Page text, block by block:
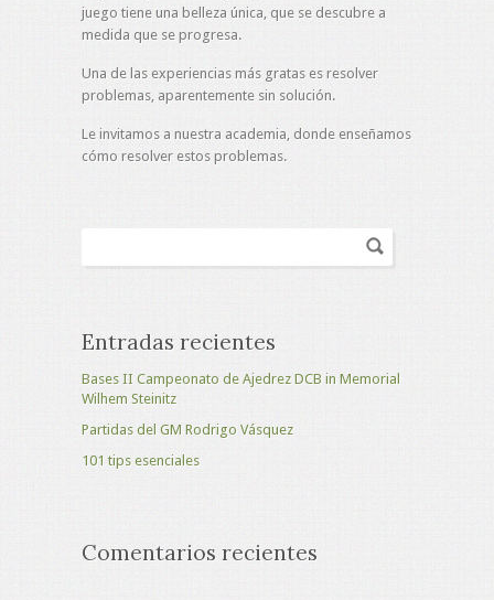
juego tiene una belleza única, que se descubre a
medida que se progresa.
Una de las experiencias más gratas es resolver
problemas, aparentemente sin solución.
Le invitamos a nuestra academia, donde enseñamos
cómo resolver estos problemas.
Entradas recientes
Bases II Campeonato de Ajedrez DCB in Memorial
Wilhem Steinitz
Partidas del GM Rodrigo Vásquez
101 tips esenciales
Comentarios recientes